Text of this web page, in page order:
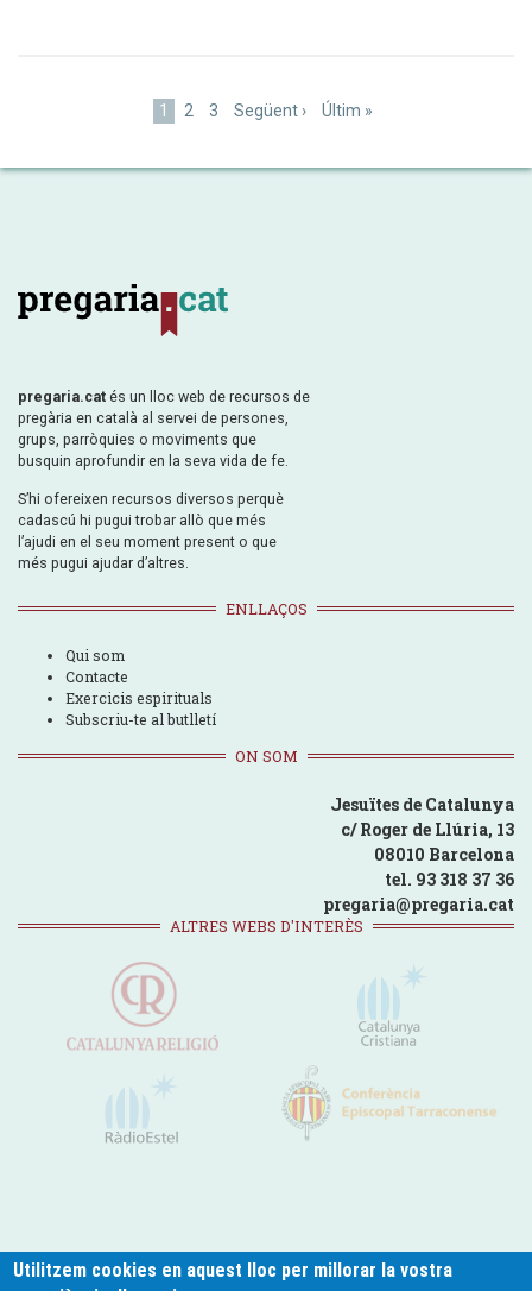
Pàgina
1 Pàgina
2 Pàgina
3
Pàgina
Següent ›
Última
Últim »
pregaria.cat és un lloc web de recursos de
pregària en català al servei de persones,
grups, parròquies o moviments que
busquin aprofundir en la seva vida de fe.
S’hi ofereixen recursos diversos perquè
cadascú hi pugui trobar allò que més
l’ajudi en el seu moment present o que
més pugui ajudar d’altres.
ENLLAÇOS
Qui som
Contacte
Exercicis espirituals
Subscriu-te al butlletí
ON SOM
Jesuïtes de Catalunya
c/ Roger de Llúria, 13
08010 Barcelona
tel. 93 318 37 36
pregaria@pregaria.cat
ALTRES WEBS D'INTERÈS
Utilitzem cookies en aquest lloc per millorar la vostra